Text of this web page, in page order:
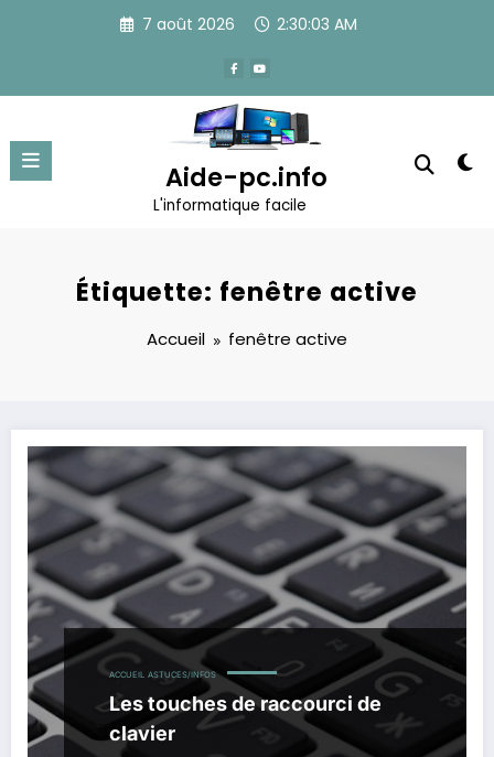
7 août 2026 2:30:03 AM
Aide-pc.info
L'informatique facile
Étiquette: fenêtre active
Accueil fenêtre active
ACCUEIL ASTUCES/INFOS
Les touches de raccourci de
clavier